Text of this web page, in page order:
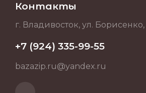
Контакты
г. Владивосток, ул.
+7 (924) 335-99-55
bazazip.ru@yandex.ru